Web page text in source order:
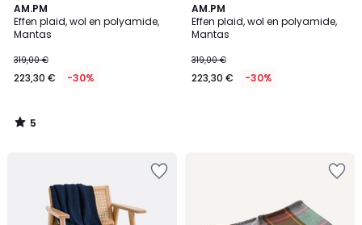
AM.PM
Effen plaid, wol en polyamide,
Mantas
319,00 €
223,30 € -30%
5
/
5
5
/
AM.PM
Effen plaid, wol en polyamide,
Mantas
319,00 €
223,30 € -30%